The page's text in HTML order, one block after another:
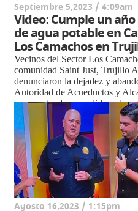
Septiembre 5,2023 / 4:09am
Video: Cumple un
de agua potable en
Los Camachos en
Vecinos del Sector Los
comunidad Saint Just, Trujillo
denunciaron la dejadez y
Autoridad de Acueductos y
por no atender un salidero de
Agosto 16,2023 / 1:15pm